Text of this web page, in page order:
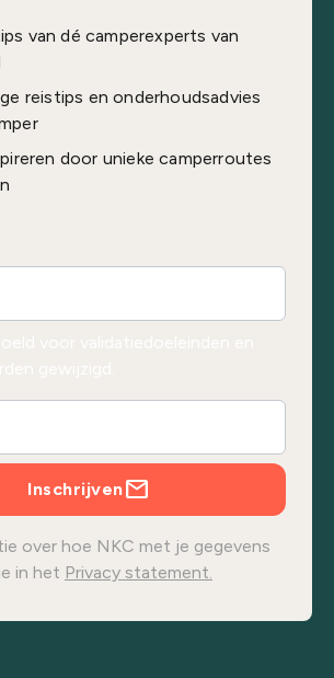
van dé camperexperts van
reistips en onderhoudsadvies
door unieke camperroutes
Inschrijven
over hoe NKC met je gegevens
in het Privacy statement.